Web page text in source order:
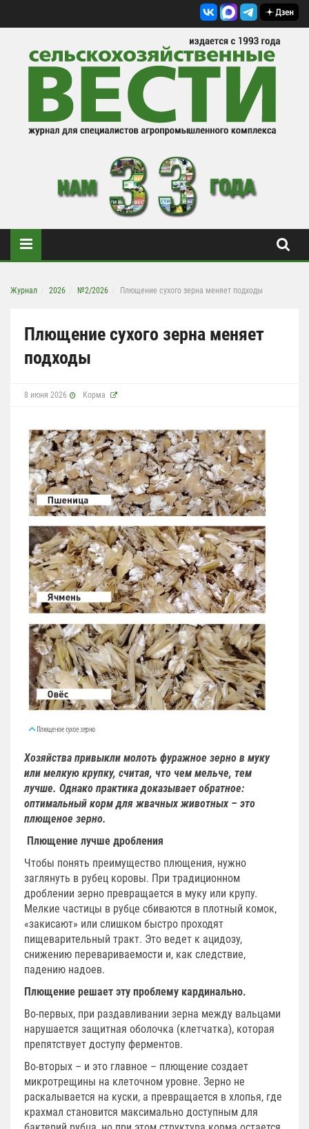
Журнал 2026 №2/2026 Плющение сухого зерна меняет подходы
Плющение сухого зерна меняет
подходы
8 июня 2026 Корма
Хозяйства привыкли молоть фуражное зерно в муку
или мелкую крупку, считая, что чем мельче, тем
лучше. Однако практика доказывает обратное:
оптимальный корм для жвачных животных – это
плющеное зерно.
Плющение лучше дробления
Чтобы понять преимущество плющения, нужно
заглянуть в рубец коровы. При традиционном
дроблении зерно превращается в муку или крупу.
Мелкие частицы в рубце сбиваются в плотный комок,
«закисают» или слишком быстро проходят
пищеварительный тракт. Это ведет к ацидозу,
снижению перевариваемости и, как следствие,
падению надоев.
Плющение решает эту проблему кардинально.
Во-первых, при раздавливании зерна между вальцами
нарушается защитная оболочка (клетчатка), которая
препятствует доступу ферментов.
Во-вторых – и это главное – плющение создает
микротрещины на клеточном уровне. Зерно не
раскалывается на куски, а превращается в хлопья, где
крахмал становится максимально доступным для